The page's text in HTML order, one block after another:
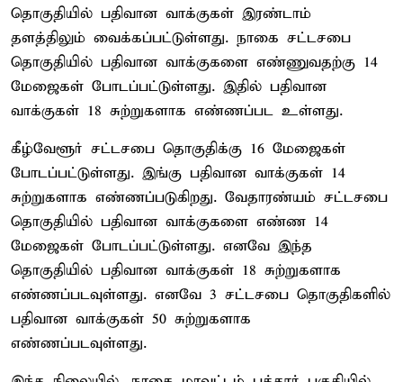
தொகுதியில் பதிவான வாக்குகள் இரண்டாம்
தளத்திலும் வைக்கப்பட்டுள்ளது. நாகை சட்டசபை
தொகுதியில் பதிவான வாக்குகளை எண்ணுவதற்கு 14
மேஜைகள் போடப்பட்டுள்ளது. இதில் பதிவான
வாக்குகள் 18 சுற்றுகளாக எண்ணப்பட உள்ளது.
கீழ்வேளூர் சட்டசபை தொகுதிக்கு 16 மேஜைகள்
போடப்பட்டுள்ளது. இங்கு பதிவான வாக்குகள் 14
சுற்றுகளாக எண்ணப்படுகிறது. வேதாரண்யம் சட்டசபை
தொகுதியில் பதிவான வாக்குகளை எண்ண 14
மேஜைகள் போடப்பட்டுள்ளது. எனவே இந்த
தொகுதியில் பதிவான வாக்குகள் 18 சுற்றுகளாக
எண்ணப்படவுள்ளது. எனவே 3 சட்டசபை தொகுதிகளில்
பதிவான வாக்குகள் 50 சுற்றுகளாக
எண்ணப்படவுள்ளது.